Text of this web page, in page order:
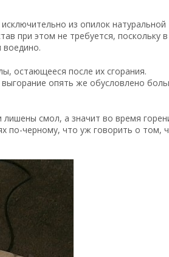
из опилок натуральной
при этом не требуется, поскольку в
воедино.
остающееся после их сгорания.
опять же обусловлено
смол, а значит во время
по-черному, что уж говорить о том,